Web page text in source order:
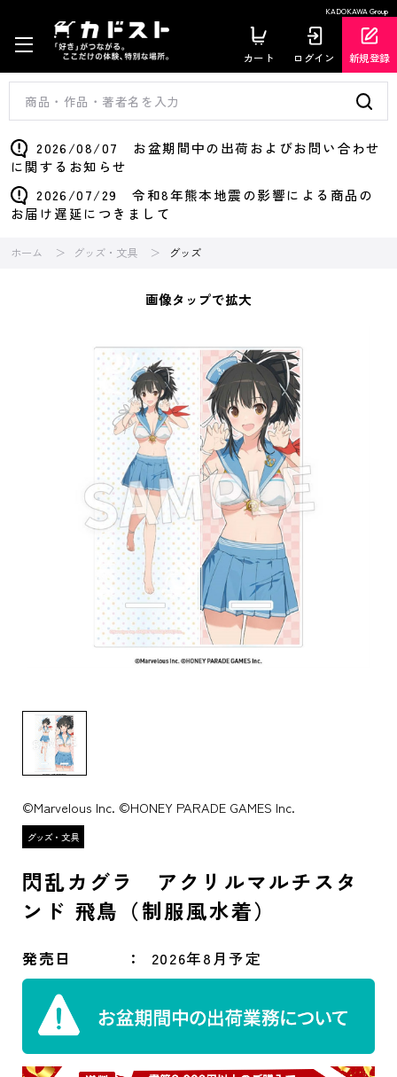
KADOKAWA Group
カート ログイン 新規登録
2026/08/07 お盆期間中の出荷およびお問い合わせ
に関するお知らせ
2026/07/29 令和8年熊本地震の影響による商品の
お届け遅延につきまして
ホーム グッズ・文具 グッズ
画像タップで拡大
©Marvelous Inc. ©HONEY PARADE GAMES Inc.
閃乱カグラ アクリルマルチスタ
ンド 飛鳥（制服風水着）
発売日 2026年8月予定